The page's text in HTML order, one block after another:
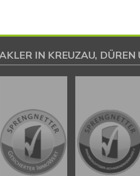
IN KREUZAU, DÜREN